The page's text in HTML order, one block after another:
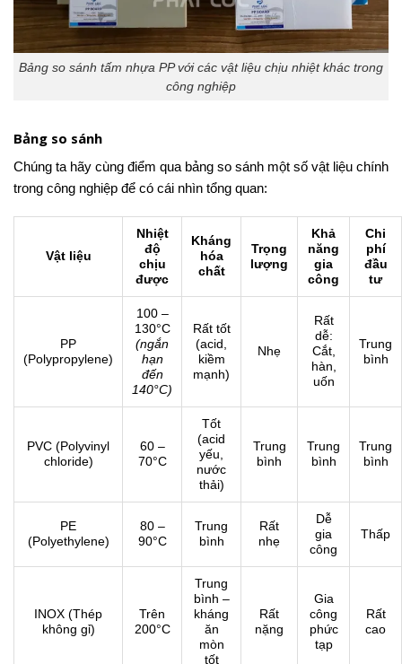
Bảng so sánh tấm nhựa PP với các vật liệu chịu nhiệt khác trong
công nghiệp
Bảng so sánh
Chúng ta hãy cùng điểm qua bảng so sánh một số vật liệu chính
trong công nghiệp để có cái nhìn tổng quan:
Vật liệu
Nhiệt
độ
chịu
được
Kháng
hóa
chất
Trọng
lượng
Khả
năng
gia
công
Chi
phí
đầu
tư
PP
(Polypropylene)
100 –
130°C
(ngắn
hạn
đến
140°C)
Rất tốt
(acid,
kiềm
mạnh)
Nhẹ
Rất
dễ:
Cắt,
hàn,
uốn
Trung
bình
PVC (Polyvinyl
chloride)
60 –
70°C
Tốt
(acid
yếu,
nước
thải)
Trung
bình
Trung
bình
Trung
bình
PE
(Polyethylene)
80 –
90°C
Trung
bình
Rất
nhẹ
Dễ
gia
công
Thấp
INOX (Thép
không gỉ)
Trên
200°C
Trung
bình –
kháng
ăn
mòn
tốt
Rất
nặng
Gia
công
phức
tạp
Rất
cao